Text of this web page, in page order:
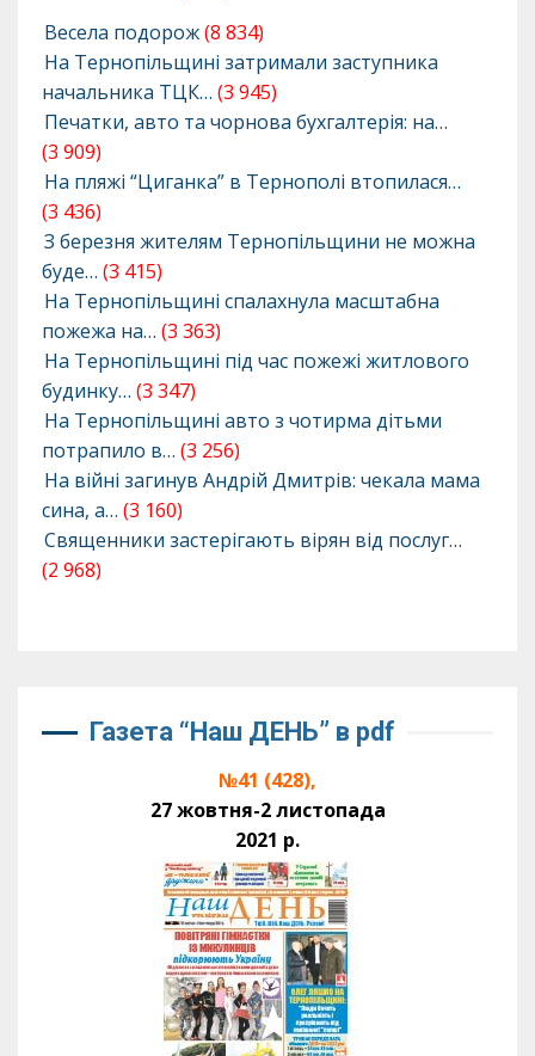
Весела подорож(8 834)
На Тернопільщині затримали заступника
начальника ТЦК… (3 945)
Печатки, авто та чорнова бухгалтерія: на…
(3 909)
На пляжі “Циганка” в Тернополі втопилася…
(3 436)
З березня жителям Тернопільщини не можна
буде… (3 415)
На Тернопільщині спалахнула масштабна
пожежа на… (3 363)
На Тернопільщині під час пожежі житлового
будинку… (3 347)
На Тернопільщині авто з чотирма дітьми
потрапило в… (3 256)
На війні загинув Андрій Дмитрів: чекала мама
сина, а… (3 160)
Священники застерігають вірян від послуг…
(2 968)
Газета “Наш ДЕНЬ” в pdf
№41 (428),
27 жовтня-2 листопада
2021 р.